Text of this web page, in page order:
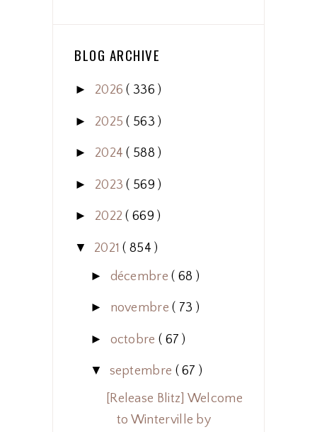
BLOG ARCHIVE
► 2026( 336 )
► 2025( 563 )
► 2024( 588 )
► 2023( 569 )
► 2022( 669 )
▼ 2021( 854 )
► décembre( 68 )
► novembre( 73 )
► octobre ( 67 )
▼ septembre ( 67 )
[Release Blitz] Welcome
to Winterville by